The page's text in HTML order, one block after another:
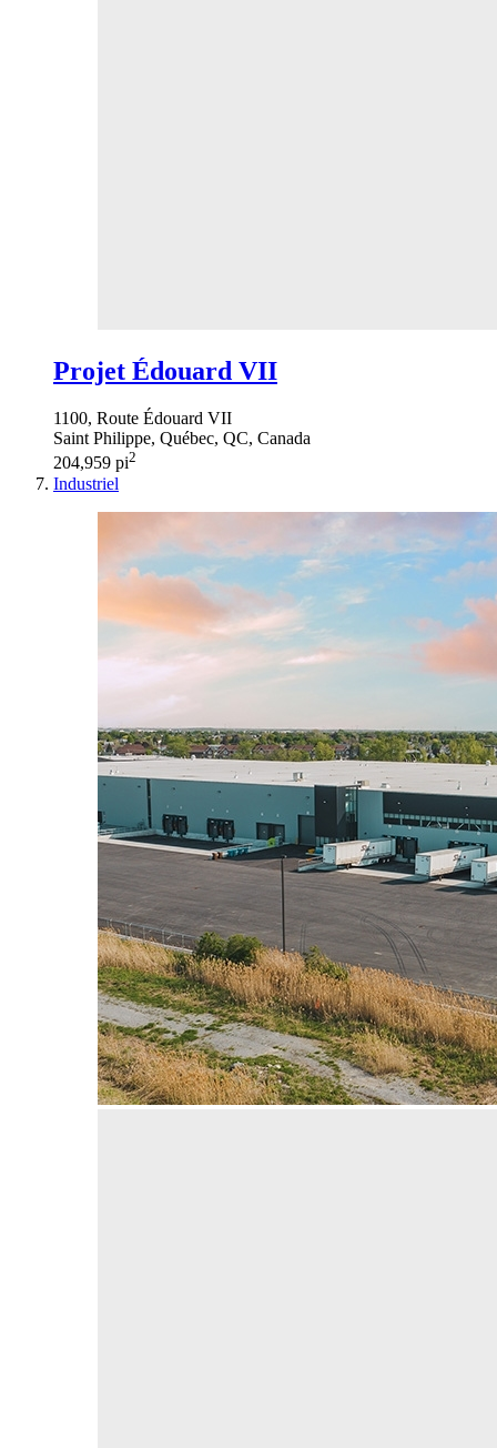
Projet Édouard VII
1100, Route Édouard VII
Saint Philippe, Québec, QC, Canada
204,959 pi2
Industriel